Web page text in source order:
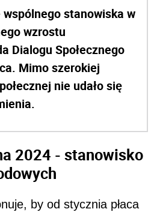
stanowiska w
wzrostu
Dialogu Społecznego
Mimo szerokiej
nie udało się
2024 - stanowisko
by od stycznia płaca